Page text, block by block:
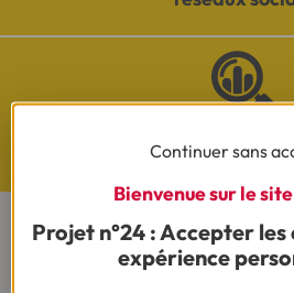
Questions de
Nos études
CONTACTEZ-
Continuer sans
Bienvenue sur le
Projet n°24 : Accepter
expérience